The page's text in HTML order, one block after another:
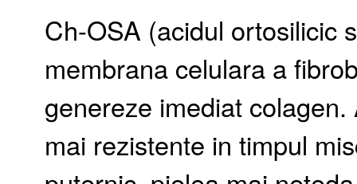
Ch-OSA (acidul ortosilicic
membrana celulara a
genereze imediat
mai rezistente in timpul